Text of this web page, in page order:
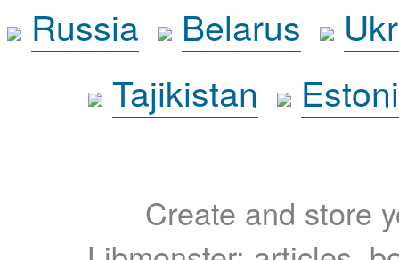
Russia
Belarus
Tajikistan
Create and store